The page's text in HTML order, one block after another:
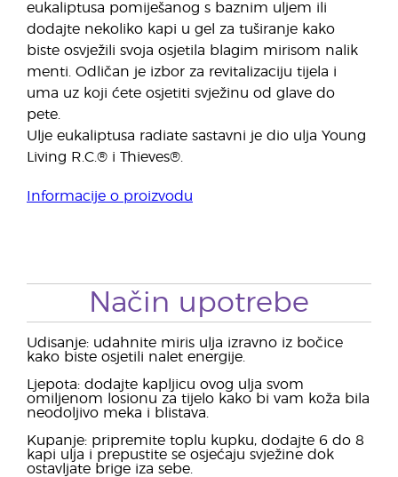
eukaliptusa pomiješanog s baznim uljem ili
dodajte nekoliko kapi u gel za tuširanje kako
biste osvježili svoja osjetila blagim mirisom nalik
menti. Odličan je izbor za revitalizaciju tijela i
uma uz koji ćete osjetiti svježinu od glave do
pete.
Ulje eukaliptusa radiate sastavni je dio ulja Young
Living R.C.® i Thieves®.
Informacije o proizvodu
Način upotrebe
Udisanje: udahnite miris ulja izravno iz bočice
kako biste osjetili nalet energije.
Ljepota: dodajte kapljicu ovog ulja svom
omiljenom losionu za tijelo kako bi vam koža bila
neodoljivo meka i blistava.
Kupanje: pripremite toplu kupku, dodajte 6 do 8
kapi ulja i prepustite se osjećaju svježine dok
ostavljate brige iza sebe.